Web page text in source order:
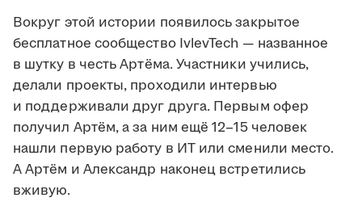
Вокруг этой истории появилось закрытое
бесплатное сообщество IvlevTech — названное
в шутку в честь Артёма. Участники учились,
делали проекты, проходили интервью
и поддерживали друг друга. Первым офер
получил Артём, а за ним ещё 12–15 человек
нашли первую работу в ИТ или сменили место.
А Артём и Александр наконец встретились
вживую.